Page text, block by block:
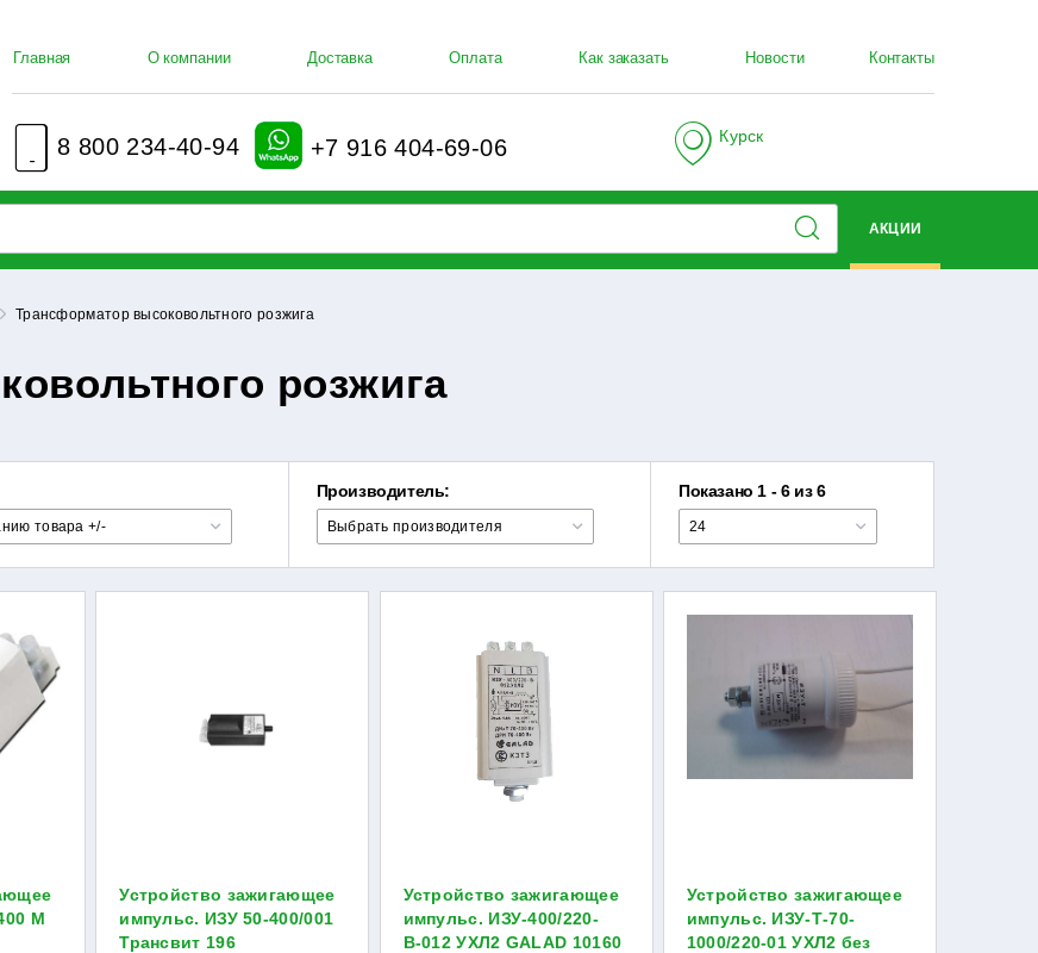
Главная О компании Доставка Оплата Как заказать Новости Контакты
8 800 234-40-94 +7 916 404-69-06 Курск
АКЦИИ
Трансформатор высоковольтного розжига
розжига
товара +/-
Производитель:
Выбрать производителя
Показано 1 - 6 из 6
24
M
Устройство зажигающее
импульс. ИЗУ 50-400/001
Трансвит 196
Устройство зажигающее
импульс. ИЗУ-400/220-
В-012 УХЛ2 GALAD 10160
Устройство зажигающее
импульс. ИЗУ-Т-70-
1000/220-01 УХЛ2 без